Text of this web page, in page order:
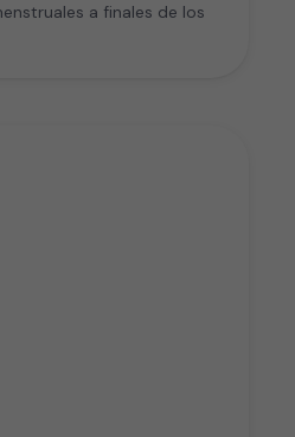
a finales de los